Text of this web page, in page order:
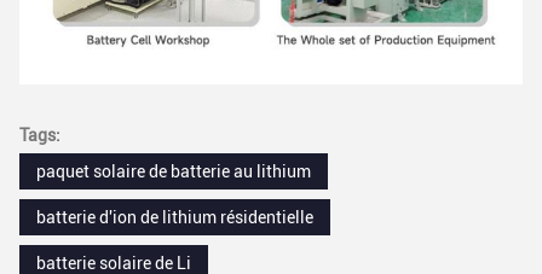
Tags:
paquet solaire de batterie au lithium
batterie d'ion de lithium résidentielle
batterie solaire de Li